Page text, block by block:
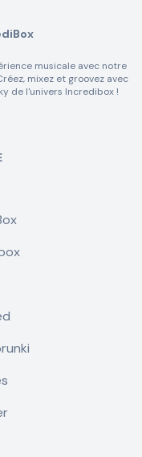
musicale avec notre
mixez et groovez avec
de l'univers Incredibox !